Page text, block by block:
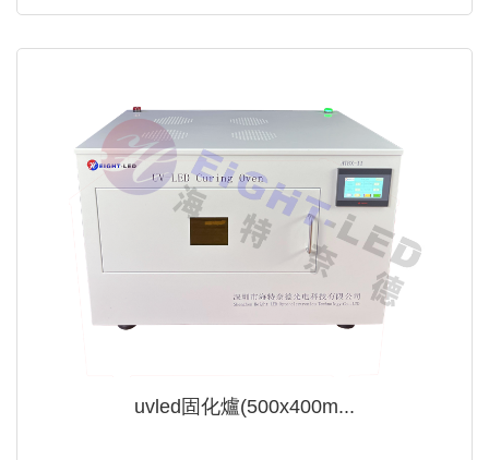
uvled固化爐(500x400m...